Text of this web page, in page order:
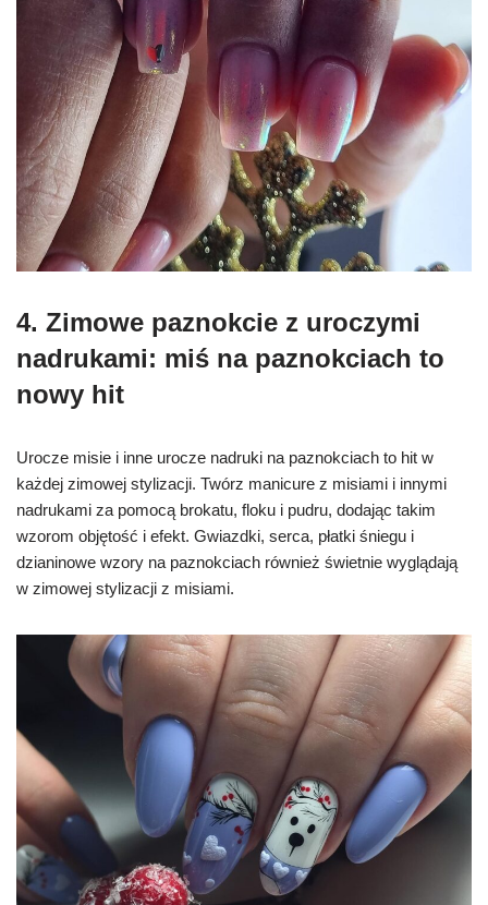
4. Zimowe paznokcie z uroczymi
nadrukami: miś na paznokciach to
nowy hit
Urocze misie i inne urocze nadruki na paznokciach to hit w
każdej zimowej stylizacji. Twórz manicure z misiami i innymi
nadrukami za pomocą brokatu, floku i pudru, dodając takim
wzorom objętość i efekt. Gwiazdki, serca, płatki śniegu i
dzianinowe wzory na paznokciach również świetnie wyglądają
w zimowej stylizacji z misiami.